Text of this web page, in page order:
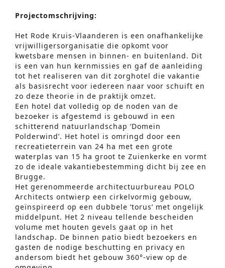
Projectomschrijving:
Het Rode Kruis-Vlaanderen is een onafhankelijke
vrijwilligersorganisatie die opkomt voor
kwetsbare mensen in binnen- en buitenland. Dit
is een van hun kernmissies en gaf de aanleiding
tot het realiseren van dit zorghotel die vakantie
als basisrecht voor iedereen naar voor schuift en
zo deze theorie in de praktijk omzet.
Een hotel dat volledig op de noden van de
bezoeker is afgestemd is gebouwd in een
schitterend natuurlandschap ‘Domein
Polderwind’. Het hotel is omringd door een
recreatieterrein van 24 ha met een grote
waterplas van 15 ha groot te Zuienkerke en vormt
zo de ideale vakantiebestemming dicht bij zee en
Brugge.
Het gerenommeerde architectuurbureau POLO
Architects ontwierp een cirkelvormig gebouw,
geïnspireerd op een dubbele ‘torus’ met ongelijk
middelpunt. Het 2 niveau tellende bescheiden
volume met houten gevels gaat op in het
landschap. De binnen patio biedt bezoekers en
gasten de nodige beschutting en privacy en
andersom biedt het gebouw 360°-view op de